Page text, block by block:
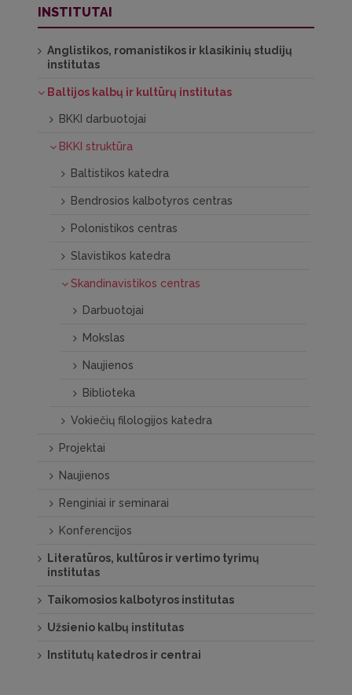
INSTITUTAI
Anglistikos, romanistikos ir klasikinių studijų
institutas
Baltijos kalbų ir kultūrų institutas
BKKI darbuotojai
BKKI struktūra
Baltistikos katedra
Bendrosios kalbotyros centras
Polonistikos centras
Slavistikos katedra
Skandinavistikos centras
Darbuotojai
Mokslas
Naujienos
Biblioteka
Vokiečių filologijos katedra
Projektai
Naujienos
Renginiai ir seminarai
Konferencijos
Literatūros, kultūros ir vertimo tyrimų
institutas
Taikomosios kalbotyros institutas
Užsienio kalbų institutas
Institutų katedros ir centrai